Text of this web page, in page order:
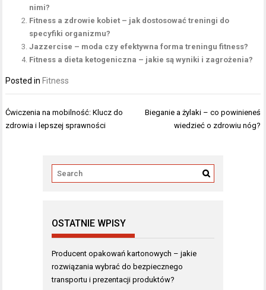
nimi?
Fitness a zdrowie kobiet – jak dostosować treningi do
specyfiki organizmu?
Jazzercise – moda czy efektywna forma treningu fitness?
Fitness a dieta ketogeniczna – jakie są wyniki i zagrożenia?
Posted in Fitness
Nawigacja
wpisu
Ćwiczenia na mobilność: Klucz do
zdrowia i lepszej sprawności
Bieganie a żylaki – co powinieneś
wiedzieć o zdrowiu nóg?
OSTATNIE WPISY
Producent opakowań kartonowych – jakie
rozwiązania wybrać do bezpiecznego
transportu i prezentacji produktów?